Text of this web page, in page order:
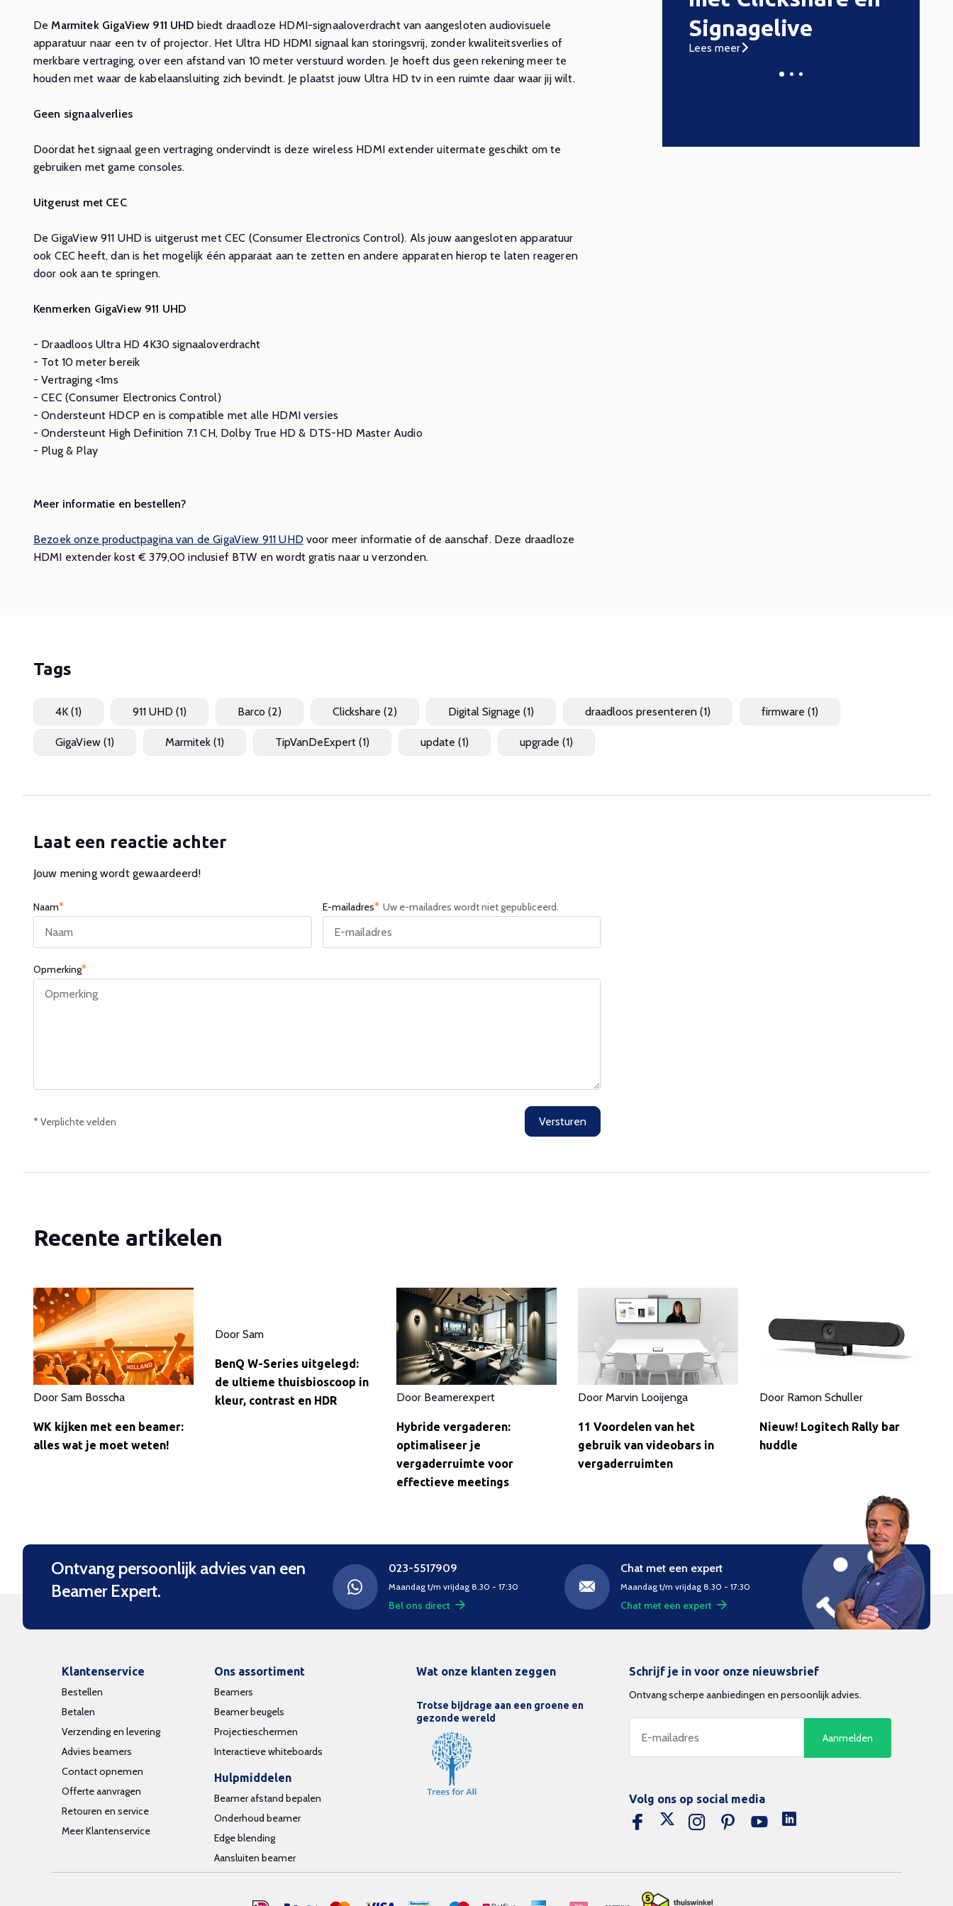
DeMarmitek GigaView 911 UHD biedt draadloze HDMI-signaaloverdracht van aangesloten audiovisuele
apparatuur naar een tv of projector. Het Ultra HD HDMI signaal kan storingsvrij, zonder kwaliteitsverlies of
merkbare vertraging, over een afstand van 10 meter verstuurd worden. Je hoeft dus geen rekening meer te
houden met waar de kabelaansluiting zich bevindt. Je plaatst jouw Ultra HD tv in een ruimte daar waar jij wilt.
Geen signaalverlies
Doordat het signaal geen vertraging ondervindt is deze wireless HDMI extender uitermate geschikt om te
gebruiken met game consoles.
Uitgerust met CEC
De GigaView 911 UHD is uitgerust met CEC (Consumer Electronics Control). Als jouw aangesloten apparatuur
ook CEC heeft, dan is het mogelijk één apparaat aan te zetten en andere apparaten hierop te laten reageren
door ook aan te springen.
Kenmerken GigaView 911 UHD
- Draadloos Ultra HD 4K30 signaaloverdracht
- Tot 10 meter bereik
- Vertraging <1ms
- CEC (Consumer Electronics Control)
- Ondersteunt HDCP en is compatible met alle HDMI versies
- Ondersteunt High Definition 7.1 CH, Dolby True HD & DTS-HD Master Audio
- Plug & Play
Meer informatie en bestellen?
Bezoek onze productpagina van de GigaView 911 UHDvoor meer informatie of de aanschaf. Deze draadloze
HDMI extender kost € 379,00 inclusief BTW en wordt gratis naar u verzonden.
en presenteren
Lees meer
beschikbaar
Lees meer
Signagelive
Lees meer
Tags
4K (1) 911 UHD (1) Barco (2) Clickshare (2) Digital Signage (1) draadloos presenteren (1) firmware (1)
GigaView (1) Marmitek (1) TipVanDeExpert (1) update (1) upgrade (1)
Laat een reactie achter
Jouw mening wordt gewaardeerd!
Naam* E-mailadres* Uw e-mailadres wordt niet gepubliceerd.
Opmerking*
* Verplichte velden Versturen
Recente artikelen
Door Sam Bosscha
WK kijken met een beamer:
alles wat je moet weten!
Door Sam
BenQ W-Series uitgelegd:
de ultieme thuisbioscoop in
kleur, contrast en HDR
Door Beamerexpert
Hybride vergaderen:
optimaliseer je
vergaderruimte voor
effectieve meetings
Door Marvin Looijenga
11 Voordelen van het
gebruik van videobars in
vergaderruimten
Door Ramon Schuller
Nieuw! Logitech Rally bar
huddle
Ontvang persoonlijk advies van een
Beamer Expert.
023-5517909
Maandag t/m vrijdag 8.30 - 17:30
Bel ons direct
Chat met een expert
Maandag t/m vrijdag 8.30 - 17:30
Chat met een expert
Klantenservice
Bestellen
Betalen
Verzending en levering
Advies beamers
Contact opnemen
Offerte aanvragen
Retouren en service
Meer Klantenservice
Ons assortiment
Beamers
Beamer beugels
Projectieschermen
Interactieve whiteboards
Hulpmiddelen
Beamer afstand bepalen
Onderhoud beamer
Edge blending
Aansluiten beamer
Wat onze klanten zeggen
Trotse bijdrage aan een groene en
gezonde wereld
Schrijf je in voor onze nieuwsbrief
Ontvang scherpe aanbiedingen en persoonlijk advies.
Aanmelden
Volg ons op social media